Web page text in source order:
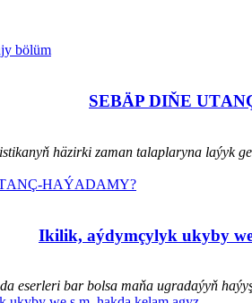
bölüm
SEBÄP DIŇE
häzirki zaman talaplaryna laýyk
HАÝADАMY?
Ikilik, aýdymçylyk ukyby
eserleri bar bolsa maňa ugradaýyň